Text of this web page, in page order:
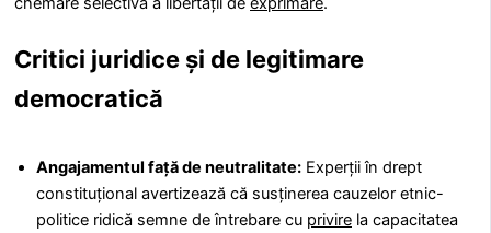
Critici juridice și de legitimare
democratică
Angajamentul față de neutralitate: Experții în drept
constituțional avertizează că susținerea cauzelor etnic-
politice ridică semne de întrebare cu privire la capacitatea